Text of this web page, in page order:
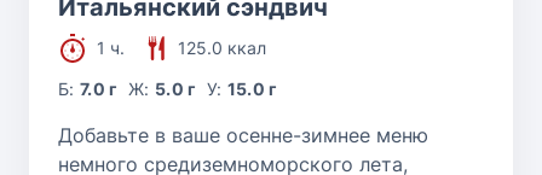
Итальянский сэндвич
1 ч.
125.0 ккал
Б:7.0 г Ж: 5.0 г У: 15.0 г
Добавьте в ваше осенне-зимнее меню
немного средиземноморского лета,